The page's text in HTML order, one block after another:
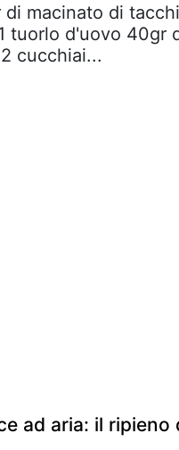
macinato di
tuorlo d'uovo 40gr
cucchiai...
ad aria: il